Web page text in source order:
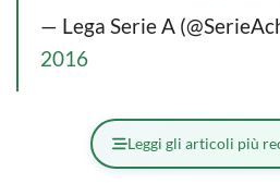
— Lega Serie A
2016
Leggi gli articoli più